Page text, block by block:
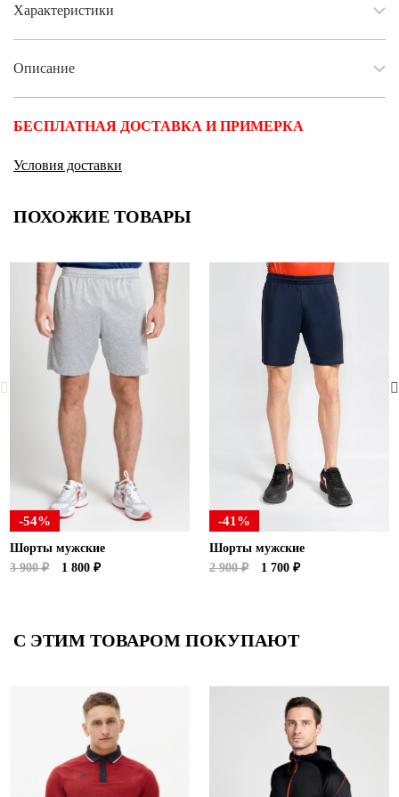
Характеристики
Описание
БЕСПЛАТНАЯ ДОСТАВКА И ПРИМЕРКА
Условия доставки
ПОХОЖИЕ ТОВАРЫ
-54%
Шорты мужские
3 900 ₽
1 800 ₽
-41%
Шорты мужские
2 900 ₽
1 700 ₽
С ЭТИМ ТОВАРОМ ПОКУПАЮТ